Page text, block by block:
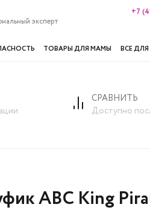
эксперт
+7
ТОВАРЫ ДЛЯ МАМЫ ВСЕ
СРАВНИТЬ
Доступно
ABC King